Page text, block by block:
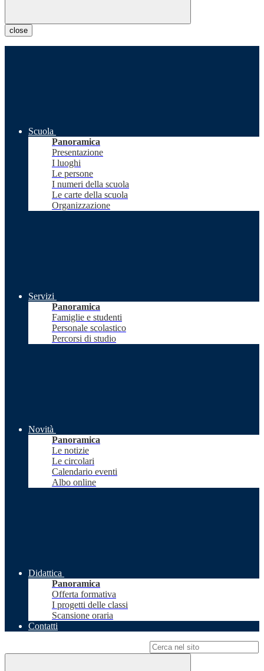
close
Scuola
Panoramica
Presentazione
I luoghi
Le persone
I numeri della scuola
Le carte della scuola
Organizzazione
Servizi
Panoramica
Famiglie e studenti
Personale scolastico
Percorsi di studio
Novità
Panoramica
Le notizie
Le circolari
Calendario eventi
Albo online
Didattica
Panoramica
Offerta formativa
I progetti delle classi
Scansione oraria
Contatti